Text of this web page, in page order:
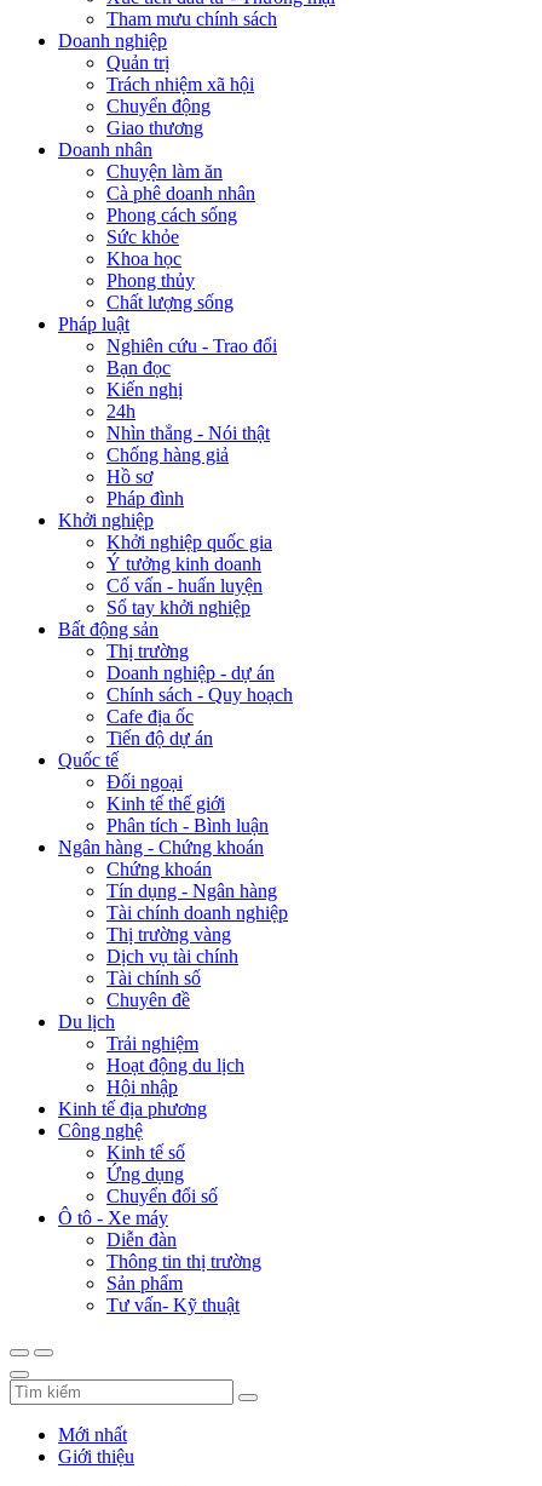
Tham mưu chính sách
Doanh nghiệp
Quản trị
Trách nhiệm xã hội
Chuyển động
Giao thương
Doanh nhân
Chuyện làm ăn
Cà phê doanh nhân
Phong cách sống
Sức khỏe
Khoa học
Phong thủy
Chất lượng sống
Pháp luật
Nghiên cứu - Trao đổi
Bạn đọc
Kiến nghị
24h
Nhìn thẳng - Nói thật
Chống hàng giả
Hồ sơ
Pháp đình
Khởi nghiệp
Khởi nghiệp quốc gia
Ý tưởng kinh doanh
Cố vấn - huấn luyện
Sổ tay khởi nghiệp
Bất động sản
Thị trường
Doanh nghiệp - dự án
Chính sách - Quy hoạch
Cafe địa ốc
Tiến độ dự án
Quốc tế
Đối ngoại
Kinh tế thế giới
Phân tích - Bình luận
Ngân hàng - Chứng khoán
Chứng khoán
Tín dụng - Ngân hàng
Tài chính doanh nghiệp
Thị trường vàng
Dịch vụ tài chính
Tài chính số
Chuyên đề
Du lịch
Trải nghiệm
Hoạt động du lịch
Hội nhập
Kinh tế địa phương
Công nghệ
Kinh tế số
Ứng dụng
Chuyển đổi số
Ô tô - Xe máy
Diễn đàn
Thông tin thị trường
Sản phẩm
Tư vấn- Kỹ thuật
Mới nhất
Giới thiệu